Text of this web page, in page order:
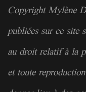
Copyright Mylène
publiées sur ce site
au droit relatif à la
et toute